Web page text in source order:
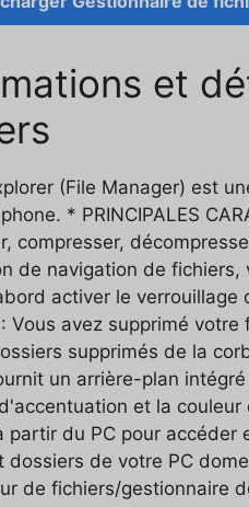
et
(File Manager) est
* PRINCIPALES
compresser,
de navigation de
activer le verrouillage
Vous avez supprimé
supprimés de la
un arrière-plan
et la
partir du PC pour accéder
dossiers de votre PC
de fichiers/gestionnaire